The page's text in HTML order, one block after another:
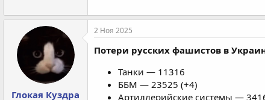
Глокая Куздра
2 Ноя 2025
Потери русских фашистов в
Танки — 11316
ББМ — 23525 (+4)
Артиллерийские системы —